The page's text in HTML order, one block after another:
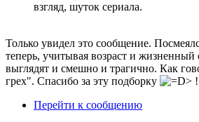
взгляд, шуток сериала.
Только увидел это сообщение.
теперь, учитывая возраст и
выглядят и смешно и трагично. Как
грех". Спасибо за эту подборку
!
Перейти к сообщению